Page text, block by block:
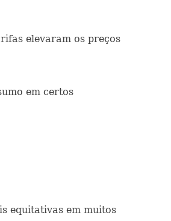
elevaram os preços
em certos
equitativas em muitos